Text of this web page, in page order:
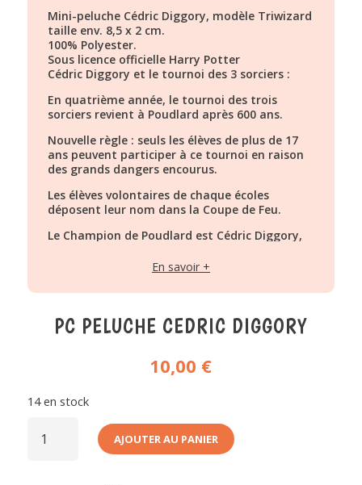
Mini-peluche Cédric Diggory, modèle Triwizard
taille env. 8,5 x 2 cm.
100% Polyester.
Sous licence officielle Harry Potter
Cédric Diggory et le tournoi des 3 sorciers :
En quatrième année, le tournoi des trois
sorciers revient à Poudlard après 600 ans.
Nouvelle règle : seuls les élèves de plus de 17
ans peuvent participer à ce tournoi en raison
des grands dangers encourus.
Les élèves volontaires de chaque écoles
déposent leur nom dans la Coupe de Feu.
Le Champion de Poudlard est Cédric Diggory,
Mais Lord Voldemort, qui avait prévu son
coup, a envoyé un de ses mangemorts se
dans la Coupe de Feu.
Récupérer un Oeuf d’Or qu’une dragonne
Descendre dans le Lac Noir et récupérer une
Trouver le Trophée dans un Labyrinthe
En savoir +
PC PELUCHE CEDRIC DIGGORY
10,00 €
14 en stock
DE AJOUTER AU PANIER